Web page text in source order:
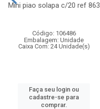
Mini piao solapa c/20 ref 863
Código: 106486
Embalagem: Unidade
Caixa Com: 24 Unidade(s)
Faça seu login ou
cadastre-se para
comprar.